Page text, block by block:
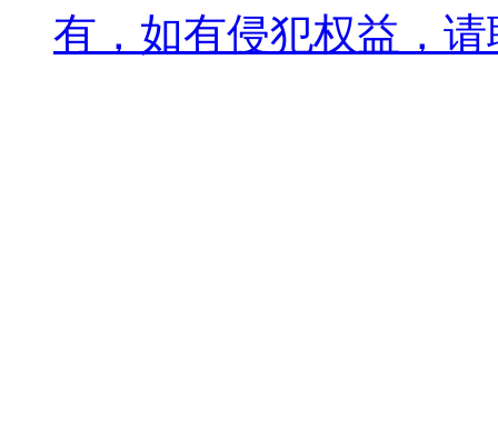
有，如有侵犯权益，